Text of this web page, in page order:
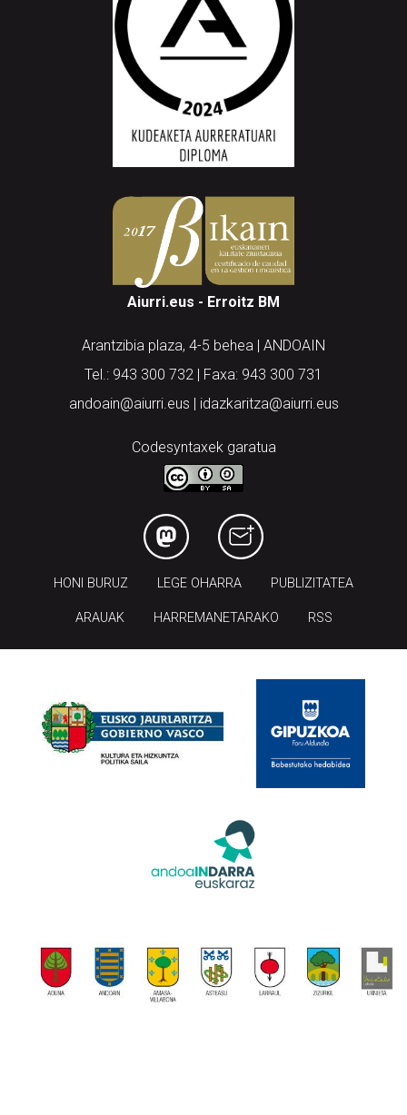
Aiurri.eus - Erroitz BM
Arantzibia plaza, 4-5 behea | ANDOAIN
Tel.: 943 300 732 | Faxa: 943 300 731
andoain@aiurri.eus | idazkaritza@aiurri.eus
Codesyntaxek garatua
HONI BURUZ LEGE OHARRA PUBLIZITATEA
ARAUAK HARREMANETARAKO RSS